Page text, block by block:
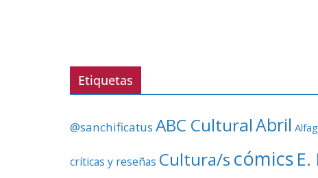
Etiquetas
@sanchificatus ABC CulturalAbril
críticas y reseñas Cultura/s cómics